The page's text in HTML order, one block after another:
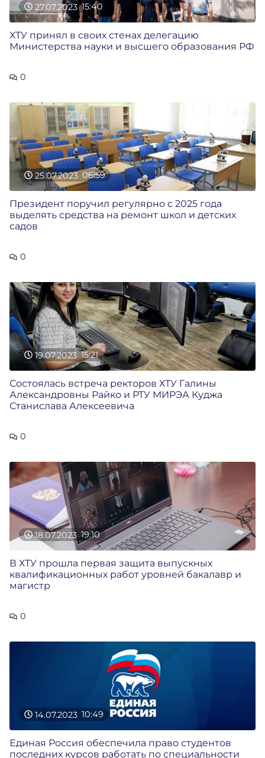
27.07.2023 15:40
ХТУ принял в своих стенах делегацию
Министерства науки и высшего образования РФ
0
25.07.2023 06:59
Президент поручил регулярно с 2025 года
выделять средства на ремонт школ и детских
садов
0
19.07.2023 15:21
Состоялась встреча ректоров ХТУ Галины
Александровны Райко и РТУ МИРЭА Куджа
Станислава Алексеевича
0
18.07.2023 19:10
В ХТУ прошла первая защита выпускных
квалификационных работ уровней бакалавр и
магистр
0
14.07.2023 10:49
Единая Россия обеспечила право студентов
последних курсов работать по специальности